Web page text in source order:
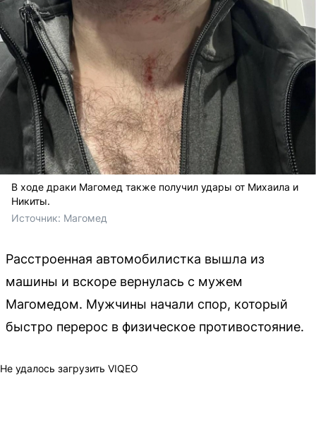
В ходе драки Магомед также получил удары от Михаила и
Никиты.
Источник: Магомед
Расстроенная автомобилистка вышла из
машины и вскоре вернулась с мужем
Магомедом. Мужчины начали спор, который
быстро перерос в физическое противостояние.
Не удалось загрузить VIQEO